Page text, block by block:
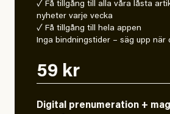
✓ Få tillgång till alla våra låsta
nyheter varje vecka
✓ Få tillgång till hela appen
Inga bindningstider – säg upp när
59 kr
Digital prenumeration +